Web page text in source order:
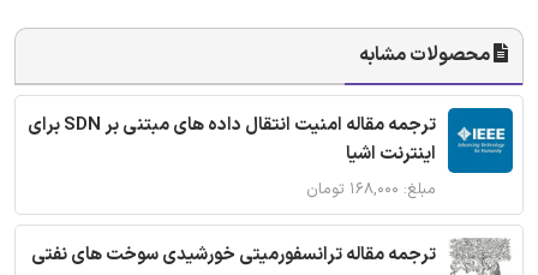
محصولات مشابه
ترجمه مقاله امنیت انتقال داده های مبتنی بر SDN برای
اینترنت اشیا
مبلغ: ۱۶۸,۰۰۰ تومان
ترجمه مقاله ترانسفورمیتی خورشیدی سوخت های نفتی